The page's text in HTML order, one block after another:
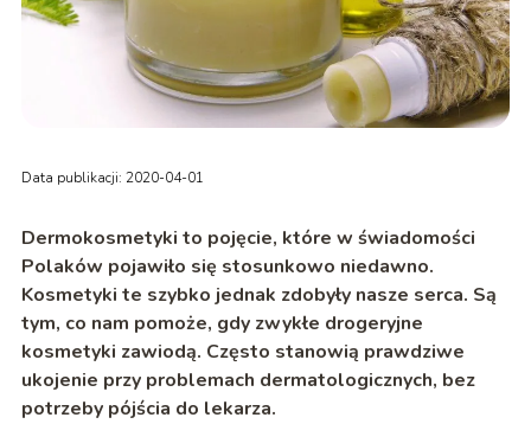
Data publikacji: 2020-04-01
Dermokosmetyki to pojęcie, które w świadomości
Polaków pojawiło się stosunkowo niedawno.
Kosmetyki te szybko jednak zdobyły nasze serca. Są
tym, co nam pomoże, gdy zwykłe drogeryjne
kosmetyki zawiodą. Często stanowią prawdziwe
ukojenie przy problemach dermatologicznych, bez
potrzeby pójścia do lekarza.